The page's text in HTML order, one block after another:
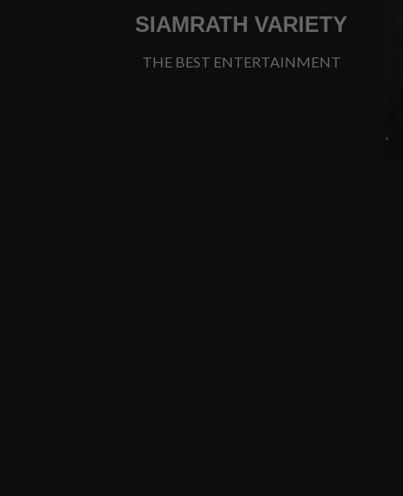
SIAMRATH VARIETY
THE BEST ENTERTAINMENT